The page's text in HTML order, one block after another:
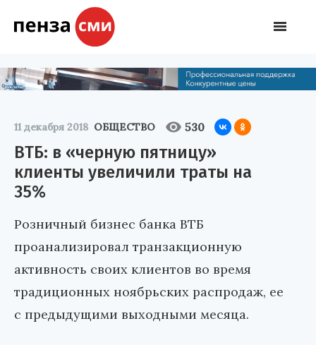
11 декабря 2018 ОБЩЕСТВО 530
ВТБ: в «черную пятницу»
клиенты увеличили траты на
35%
Розничный бизнес банка ВТБ
проанализировал транзакционную
активность своих клиентов во время
традиционных ноябрьских распродаж, ее
с предыдущими выходными месяца.